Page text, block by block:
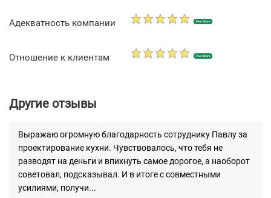
Адекватность компании Five Stars
Отношение к клиентам Five Stars
Другие отзывы
Выражаю огромную благодарность сотруднику Павлу за
проектирование кухни. Чувствовалось, что тебя не
разводят на деньги и впихнуть самое дорогое, а наоборот
советовал, подсказывал. И в итоге с совместными
усилиями, получи...